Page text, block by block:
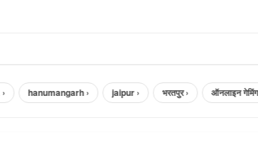
hanumangarh › jaipur › भरतपुर › ऑनलाइन गेमिंग ›